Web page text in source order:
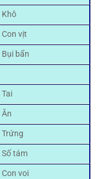
Khô
Con vịt
Bụi bẩn
Tai
Ăn
Trứng
Số tám
Con voi